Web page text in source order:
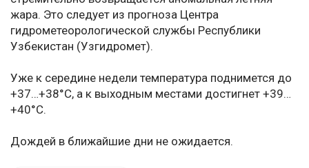
жара. Это следует из прогноза Центра
гидрометеорологической службы Республики
Узбекистан (Узгидромет).
Уже к середине недели температура поднимется до
+37…+38°C, а к выходным местами достигнет +39…
+40°C.
Дождей в ближайшие дни не ожидается.